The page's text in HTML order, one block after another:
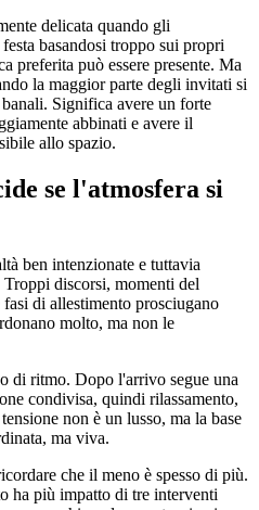
delicata quando gli
basandosi troppo sui propri
preferita può essere presente. Ma
la maggior parte degli invitati si
Significa avere un forte
abbinati e avere il
allo spazio.
se l'atmosfera si
ben intenzionate e tuttavia
discorsi, momenti del
di allestimento prosciugano
molto, ma non le
di ritmo. Dopo l'arrivo segue una
condivisa, quindi rilassamento,
non è un lusso, ma la base
ma viva.
che il meno è spesso di più.
ha più impatto di tre interventi